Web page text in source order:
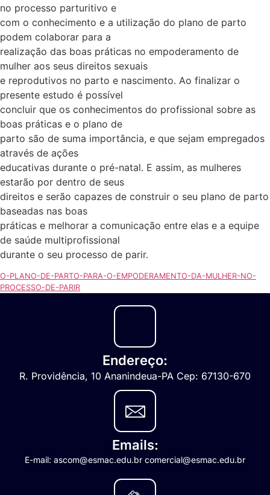
no processo parturitivo e
com o conhecimento e a utilização do plano de parto
podem colaborar para a
realização das boas práticas no empoderamento de
mulher aos seus direitos sexuais
e reprodutivos no parto e nascimento. Ao finalizar o
presente estudo é possível
concluir que os conhecimentos do profissional sobre as
boas práticas e o plano de
parto são de suma importância, e que sejam empregados
através de ações
educativas durante o pré-natal. E assim, as mulheres
estarão por dentro de seus
direitos e serão capazes de construir o seu plano de parto
baseadas nas boas
práticas e melhorar a comunicação entre elas e a equipe
de saúde multiprofissional
durante o seu processo de parir.
O-PLANO-DE-PARTO-PARA-O-EMPODERAMENTO-DA-MULHER-NO-
PROCESSO-DE-PARIR
Endereço:
R. Providência, 10 Ananindeua-PA Cep: 67130-670
Emails:
E-mail: ascom@esmac.edu.br comercial@esmac.edu.br